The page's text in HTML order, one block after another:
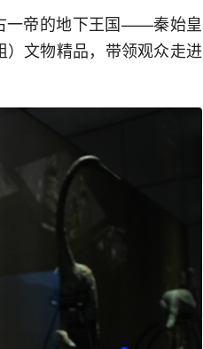
一帝的地下王国——秦始皇
）文物精品，带领观众走进